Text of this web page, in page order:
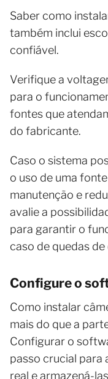
Saber como
também inclui
confiável.
Verifique a
para o
fontes que
do fabricante.
Caso o sistema
o uso de uma
manutenção e
avalie a
para garantir o
caso de quedas de
Configure o
Como instalar
mais do que a
Configurar o
passo crucial para
real e armazená-